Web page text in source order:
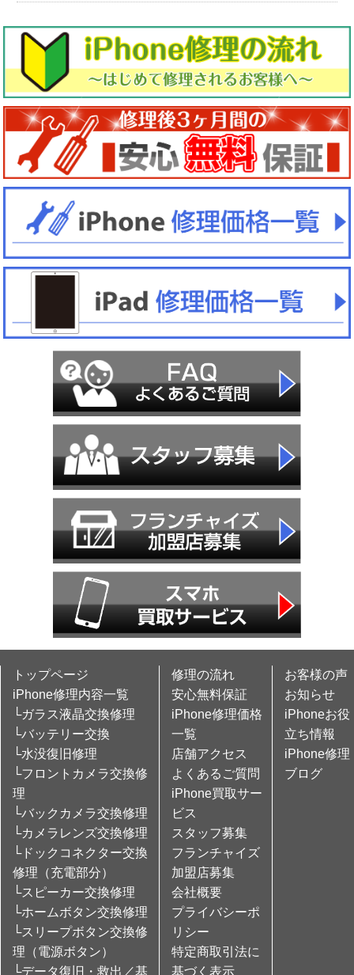
トップページ
iPhone修理内容一覧
└ガラス液晶交換修理
└バッテリー交換
└水没復旧修理
└フロントカメラ交換修
理
└バックカメラ交換修理
└カメラレンズ交換修理
└ドックコネクター交換
修理（充電部分）
└スピーカー交換修理
└ホームボタン交換修理
└スリープボタン交換修
理（電源ボタン）
└データ復旧・救出／基
修理の流れ
安心無料保証
iPhone修理価格
一覧
店舗アクセス
よくあるご質問
iPhone買取サー
ビス
スタッフ募集
フランチャイズ
加盟店募集
会社概要
プライバシーポ
リシー
特定商取引法に
基づく表示
お客様の声
お知らせ
iPhoneお役
立ち情報
iPhone修理
ブログ